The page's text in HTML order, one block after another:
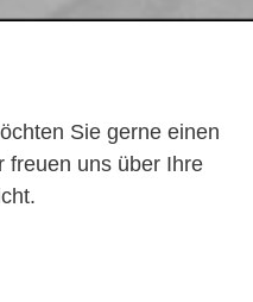
Sie gerne einen
freuen uns über Ihre